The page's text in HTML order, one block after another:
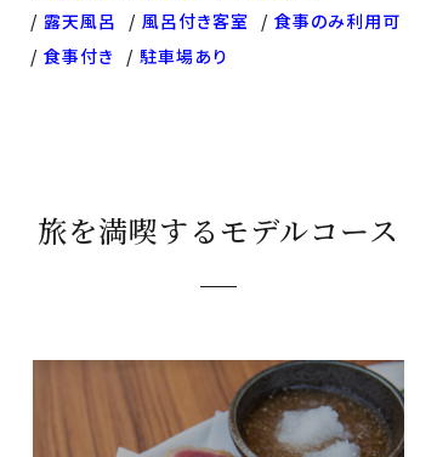
露天風呂
風呂付き客室
食事のみ利用可
食事付き
駐車場あり
旅を満喫するモデルコース